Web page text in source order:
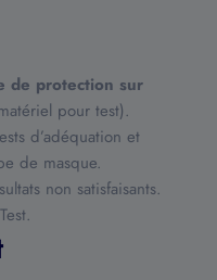
de protection sur
pour test).
d’adéquation et
de masque.
non satisfaisants.